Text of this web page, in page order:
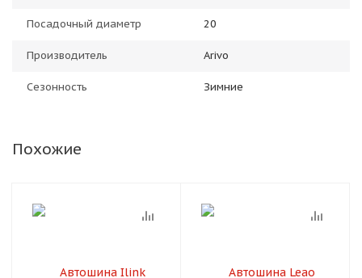
Посадочный диаметр 20
Производитель Arivo
Сезонность Зимние
Похожие